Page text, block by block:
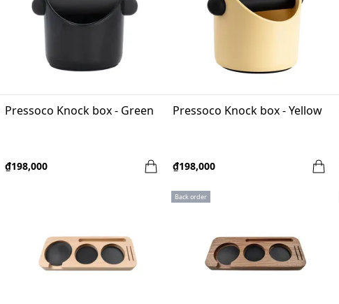
Pressoco Knock box - Green
₫198,000
Pressoco Knock box - Yellow
₫198,000
Back order